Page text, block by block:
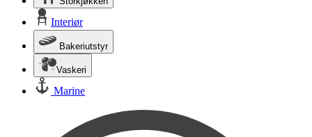
Interiør
Bakeriutstyr
Vaskeri
Marine